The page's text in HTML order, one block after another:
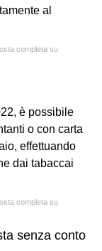
al
completa su
è possibile
o con carta
effettuando
dai tabaccai
completa su
senza conto